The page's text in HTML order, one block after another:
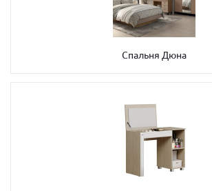
Спальня Дюна